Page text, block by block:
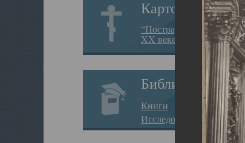
Картотека
“Пострадавшие за веру в
XX веке на Севере”
Библиотека
Книги
Исследования